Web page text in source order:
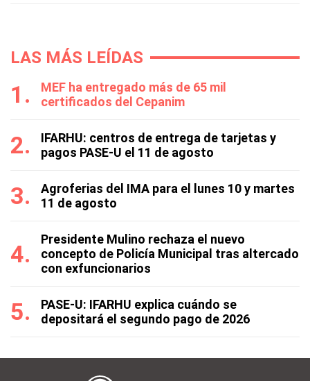
LAS MÁS LEÍDAS
MEF ha entregado más de 65 mil
certificados del Cepanim
IFARHU: centros de entrega de tarjetas y
pagos PASE-U el 11 de agosto
Agroferias del IMA para el lunes 10 y martes
11 de agosto
Presidente Mulino rechaza el nuevo
concepto de Policía Municipal tras altercado
con exfuncionarios
PASE-U: IFARHU explica cuándo se
depositará el segundo pago de 2026